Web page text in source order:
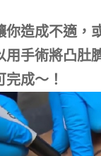
你造成不適，
用手術將凸肚
成～！